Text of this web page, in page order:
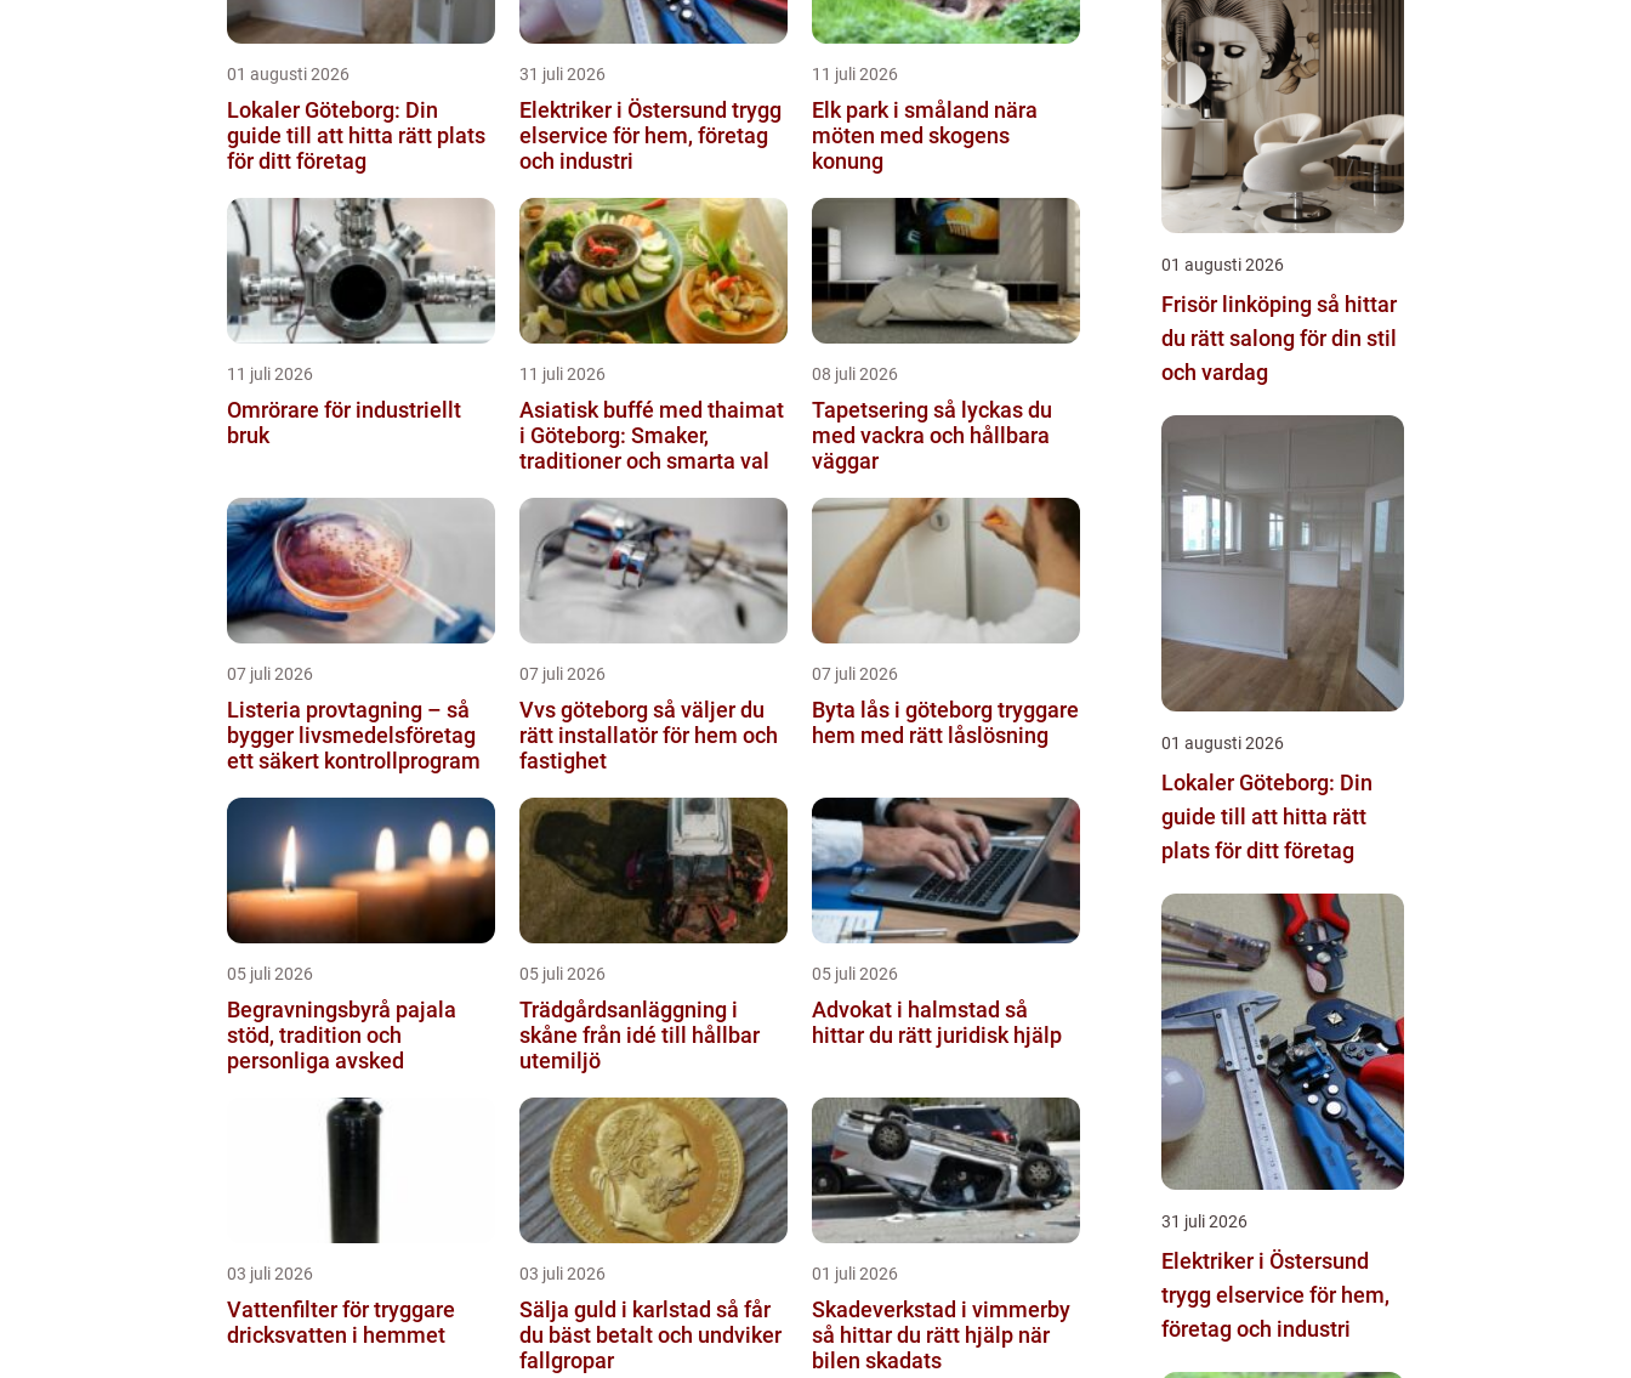
01 augusti 2026
Lokaler Göteborg: Din
guide till att hitta rätt plats
för ditt företag
31 juli 2026
Elektriker i Östersund trygg
elservice för hem, företag
och industri
11 juli 2026
Elk park i småland nära
möten med skogens
konung
11 juli 2026
Omrörare för industriellt
bruk
11 juli 2026
Asiatisk buffé med thaimat
i Göteborg: Smaker,
traditioner och smarta val
08 juli 2026
Tapetsering så lyckas du
med vackra och hållbara
väggar
07 juli 2026
Listeria provtagning – så
bygger livsmedelsföretag
ett säkert kontrollprogram
07 juli 2026
Vvs göteborg så väljer du
rätt installatör för hem och
fastighet
07 juli 2026
Byta lås i göteborg tryggare
hem med rätt låslösning
05 juli 2026
Begravningsbyrå pajala
stöd, tradition och
personliga avsked
05 juli 2026
Trädgårdsanläggning i
skåne från idé till hållbar
utemiljö
05 juli 2026
Advokat i halmstad så
hittar du rätt juridisk hjälp
03 juli 2026
Vattenfilter för tryggare
dricksvatten i hemmet
03 juli 2026
Sälja guld i karlstad så får
du bäst betalt och undviker
fallgropar
01 juli 2026
Skadeverkstad i vimmerby
så hittar du rätt hjälp när
bilen skadats
01 augusti 2026
Frisör linköping så hittar
du rätt salong för din stil
och vardag
01 augusti 2026
Lokaler Göteborg: Din
guide till att hitta rätt
plats för ditt företag
31 juli 2026
Elektriker i Östersund
trygg elservice för hem,
företag och industri